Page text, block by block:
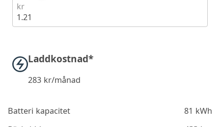
kr
1.21
Laddkostnad*
283kr/månad
Batteri kapacitet
81 kWh